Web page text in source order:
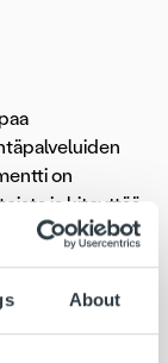
About
on
ja kiteyttää
kumppanina.